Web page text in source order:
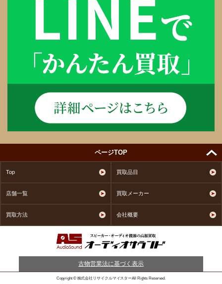
ページTOP
Top 買取品目
店舗一覧 買取メーカー
買取方法 会社概要
古物営業法に基づく表示
Copyright © 株式会社リサイクルマイスターAll Rights Reserved.